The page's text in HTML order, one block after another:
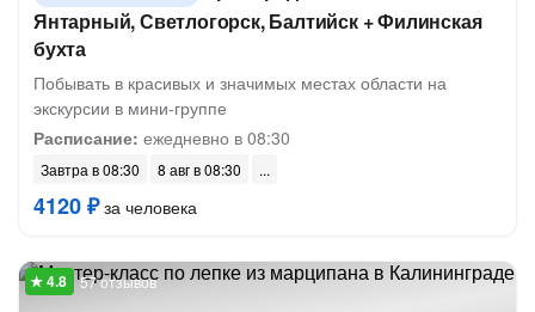
Янтарный, Светлогорск, Балтийск + Филинская
бухта
Побывать в красивых и значимых местах области на
экскурсии в мини-группе
Расписание: ежедневно в 08:30
Завтра в 08:30 8 авг в 08:30
4120 ₽за человека
57 отзывов